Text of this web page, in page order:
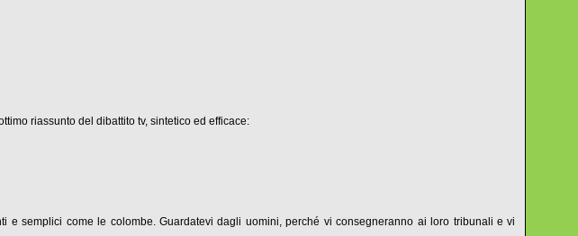
riassunto del dibattito tv, sintetico ed efficace:
semplici come le colombe. Guardatevi dagli uomini, perché vi consegneranno ai loro tribunali e vi